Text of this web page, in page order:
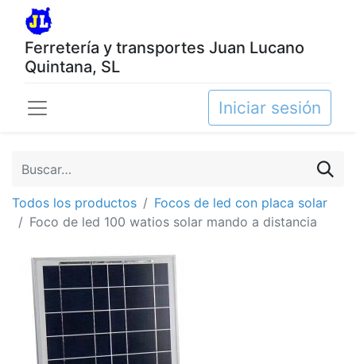
Ferretería y transportes Juan Lucano
Quintana, SL
Iniciar sesión
Todos los productos
Focos de led con placa solar
Foco de led 100 watios solar mando a distancia